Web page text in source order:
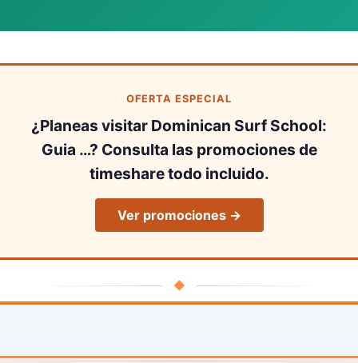
OFERTA ESPECIAL
¿Planeas visitar Dominican Surf School:
Guia …? Consulta las promociones de
timeshare todo incluido.
Ver promociones →
◆